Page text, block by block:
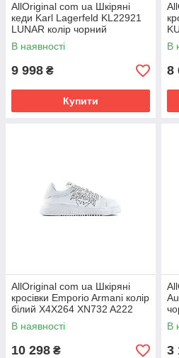
AllOriginal com ua Шкіряні
кеди Karl Lagerfeld KL22921
LUNAR колір чорний
РОЗМІРИ ЗАПИТУЙТЕ
В наявності
9 998 ₴
Купити
В
8
AllOriginal com ua Шкіряні
кросівки Emporio Armani колір
білий X4X264 XN732 A222
РОЗМІРИ ЗАПИТУЙТЕ
В наявності
10 298 ₴
В
3